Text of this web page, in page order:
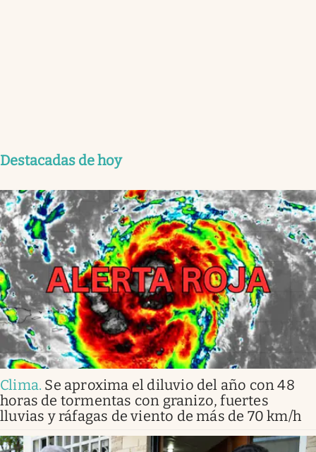
Destacadas de hoy
Clima. Se aproxima el diluvio del año con 48
horas de tormentas con granizo, fuertes
lluvias y ráfagas de viento de más de 70 km/h